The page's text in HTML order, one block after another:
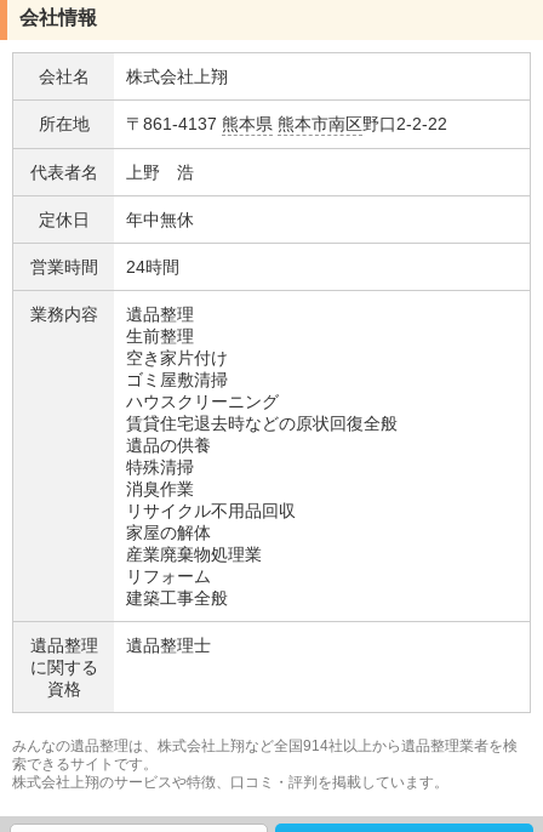
会社情報
会社名 株式会社上翔
所在地 〒861-4137 熊本県 熊本市南区野口2-2-22
代表者名 上野 浩
定休日 年中無休
営業時間 24時間
業務内容
遺品整理
生前整理
空き家片付け
ゴミ屋敷清掃
ハウスクリーニング
賃貸住宅退去時などの原状回復全般
遺品の供養
特殊清掃
消臭作業
リサイクル不用品回収
家屋の解体
産業廃棄物処理業
リフォーム
建築工事全般
遺品整理
に関する
資格
遺品整理士
みんなの遺品整理は、株式会社上翔など全国914社以上から遺品整理業者を検
索できるサイトです。
株式会社上翔のサービスや特徴、口コミ・評判を掲載しています。